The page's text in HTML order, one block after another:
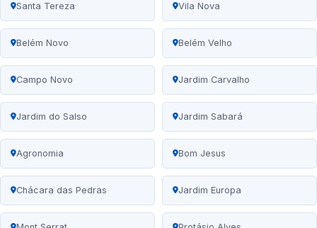
Santa Tereza Vila Nova
Belém Novo Belém Velho
Campo Novo Jardim Carvalho
Jardim do Salso Jardim Sabará
Agronomia Bom Jesus
Chácara das Pedras Jardim Europa